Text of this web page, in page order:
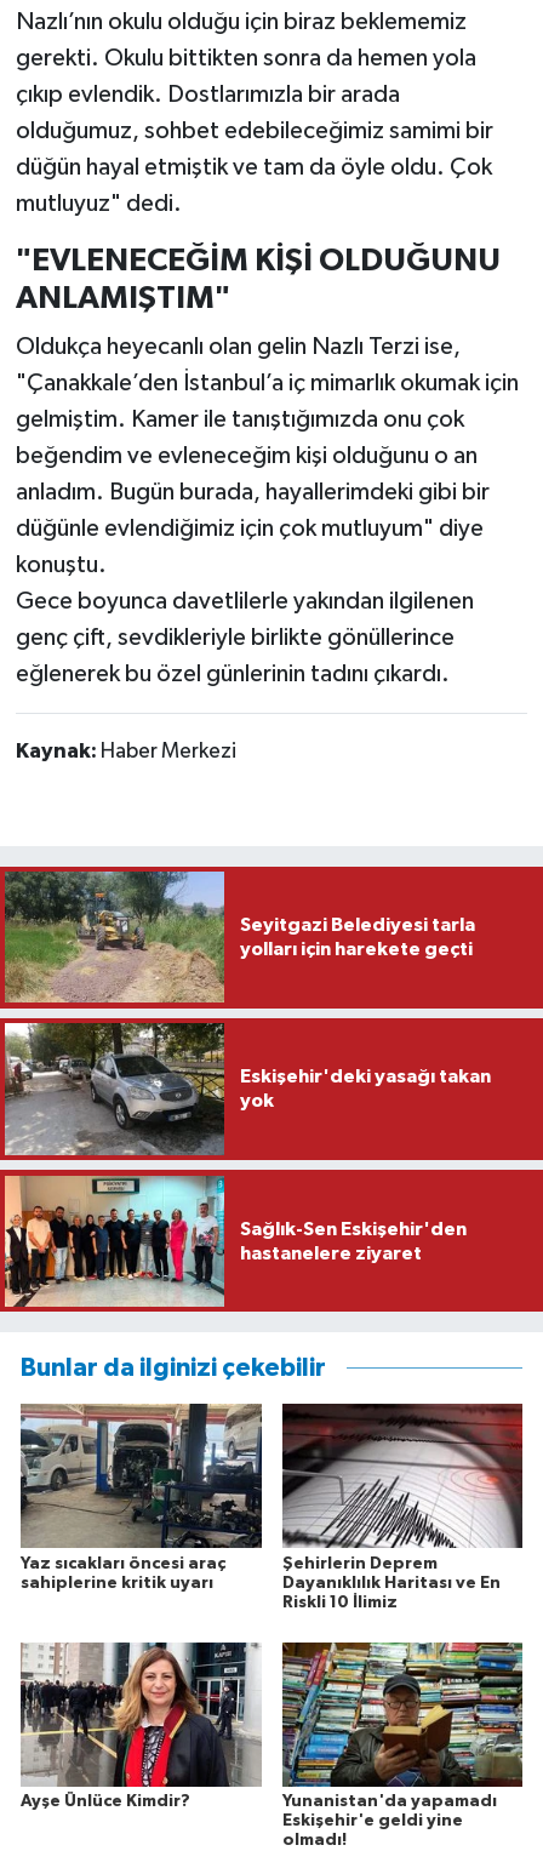
Nazlı’nın okulu olduğu için biraz beklememiz
gerekti. Okulu bittikten sonra da hemen yola
çıkıp evlendik. Dostlarımızla bir arada
olduğumuz, sohbet edebileceğimiz samimi bir
düğün hayal etmiştik ve tam da öyle oldu. Çok
mutluyuz" dedi.
"EVLENECEĞİM KİŞİ OLDUĞUNU
ANLAMIŞTIM"
Oldukça heyecanlı olan gelin Nazlı Terzi ise,
"Çanakkale’den İstanbul’a iç mimarlık okumak için
gelmiştim. Kamer ile tanıştığımızda onu çok
beğendim ve evleneceğim kişi olduğunu o an
anladım. Bugün burada, hayallerimdeki gibi bir
düğünle evlendiğimiz için çok mutluyum" diye
konuştu.
Gece boyunca davetlilerle yakından ilgilenen
genç çift, sevdikleriyle birlikte gönüllerince
eğlenerek bu özel günlerinin tadını çıkardı.
Kaynak: Haber Merkezi
Seyitgazi Belediyesi tarla
yolları için harekete geçti
Eskişehir'deki yasağı takan
yok
Sağlık-Sen Eskişehir'den
hastanelere ziyaret
Bunlar da ilginizi çekebilir
Yaz sıcakları öncesi araç
sahiplerine kritik uyarı
Şehirlerin Deprem
Dayanıklılık Haritası ve En
Riskli 10 İlimiz
Ayşe Ünlüce Kimdir?
Yunanistan'da yapamadı
Eskişehir'e geldi yine
olmadı!